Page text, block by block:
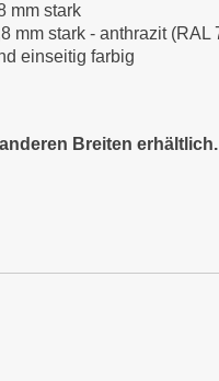
mm stark
mm stark - anthrazit
einseitig farbig
Breiten